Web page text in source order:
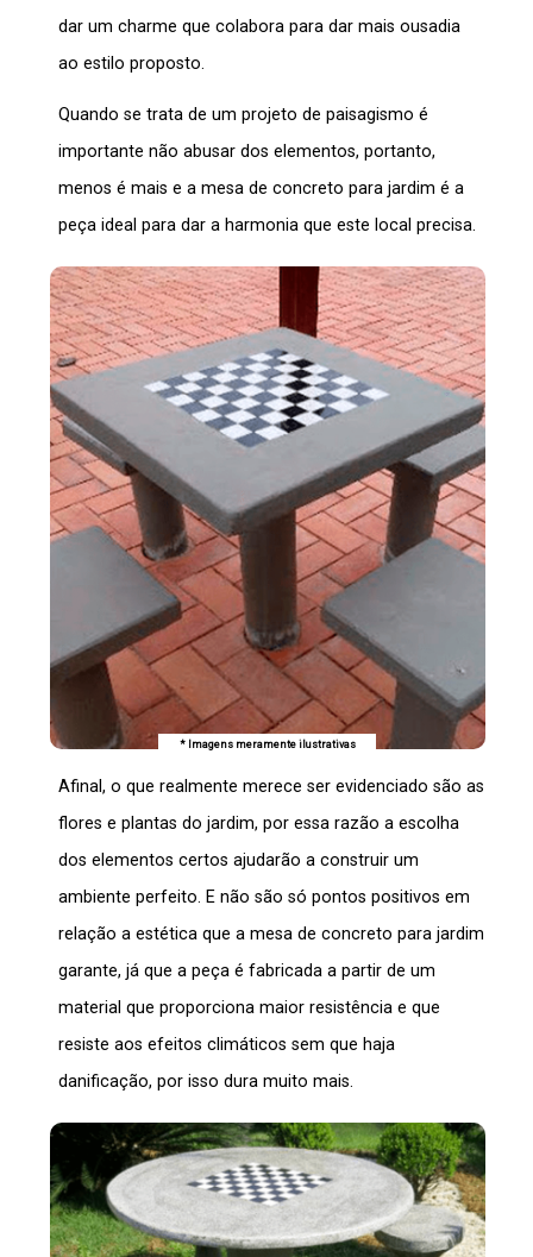
dar um charme que colabora para dar mais ousadia
ao estilo proposto.
Quando se trata de um projeto de paisagismo é
importante não abusar dos elementos, portanto,
menos é mais e amesa de concreto para jardim é a
peça ideal para dar a harmonia que este local precisa.
* Imagens meramente ilustrativas
Afinal, o que realmente merece ser evidenciado são as
flores e plantas do jardim, por essa razão a escolha
dos elementos certos ajudarão a construir um
ambiente perfeito. E não são só pontos positivos em
relação a estética que amesa de concreto para jardim
garante, já que a peça é fabricada a partir de um
material que proporciona maior resistência e que
resiste aos efeitos climáticos sem que haja
danificação, por isso dura muito mais.